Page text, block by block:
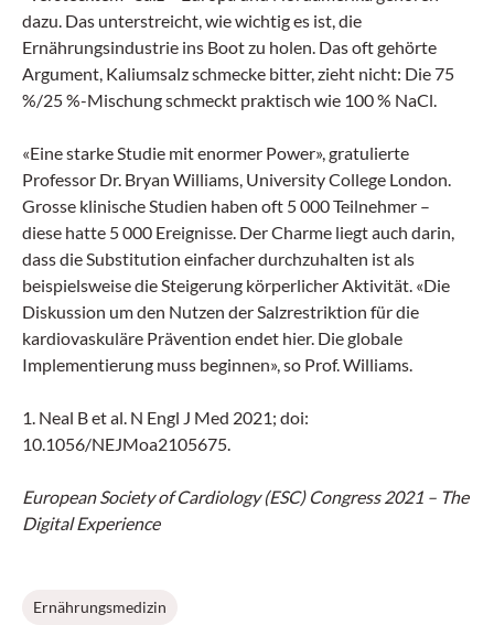
dazu. Das unterstreicht, wie wichtig es ist, die
Ernährungsindustrie ins Boot zu holen. Das oft gehörte
Argument, Kaliumsalz schmecke bitter, zieht nicht: Die 75
%/25 %-Mischung schmeckt praktisch wie 100 % NaCl.
«Eine starke Studie mit enormer Power», gratulierte
Professor Dr. Bryan Williams, University College London.
Grosse klinische Studien haben oft 5 000 Teilnehmer –
diese hatte 5 000 Ereignisse. Der Charme liegt auch darin,
dass die Substitution einfacher durchzuhalten ist als
beispielsweise die Steigerung körperlicher Aktivität. «Die
Diskussion um den Nutzen der Salzrestriktion für die
kardiovaskuläre Prävention endet hier. Die globale
Implementierung muss beginnen», so Prof. Williams.
1. Neal B et al. N Engl J Med 2021; doi:
10.1056/NEJMoa2105675.
European Society of Cardiology (ESC) Congress 2021 – The
Digital Experience
Ernährungsmedizin